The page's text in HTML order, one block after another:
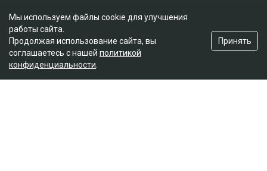
Мы используем файлы cookie для улучшения
работы сайта.
Продолжая использование сайта, вы
соглашаетесь с нашей политикой
конфиденциальности
Принять